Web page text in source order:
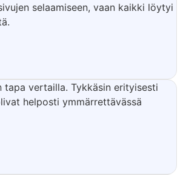
selaamiseen, vaan kaikki löytyi
tapa vertailla. Tykkäsin erityisesti
helposti ymmärrettävässä